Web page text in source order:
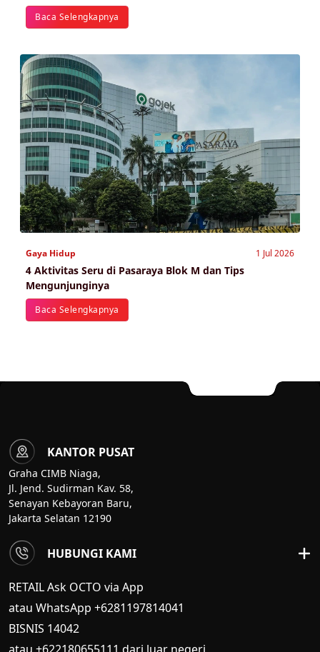
Baca Selengkapnya
Gaya Hidup 1 Jul 2026
4 Aktivitas Seru di Pasaraya Blok M dan Tips
Mengunjunginya
Baca Selengkapnya
KANTOR PUSAT
Graha CIMB Niaga,
Jl. Jend. Sudirman Kav. 58,
Senayan Kebayoran Baru,
Jakarta Selatan 12190
HUBUNGI KAMI
RETAIL Ask OCTO via App
atau WhatsApp +6281197814041
BISNIS 14042